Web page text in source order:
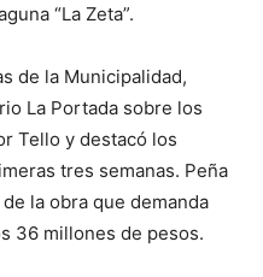
“La Zeta”.
de la Municipalidad,
La Portada sobre los
Tello y destacó los
tres semanas. Peña
la obra que demanda
36 millones de pesos.